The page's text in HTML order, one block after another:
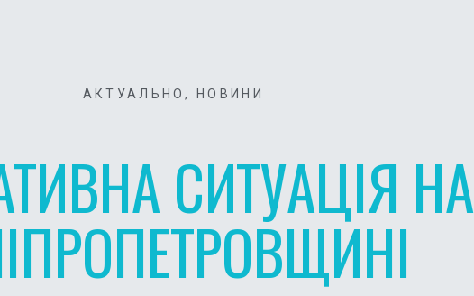
АКТУАЛЬНО, НОВИНИ
СИТУАЦІЯ НА